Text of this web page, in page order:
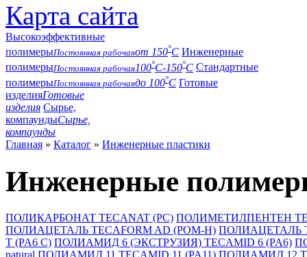
Карта сайта
Высокоэффективные
полимерыПостоянная рабочаяот 150°С Инженерные
полимерыПостоянная рабочая100°С-150°С Стандартные
полимерыПостоянная рабочаядо 100°С Готовые
изделияГотовые
изделия Сырье,
компаундыСырье,
компаунды
Главная » Каталог » Инженерные пластики
Инженерные
ПОЛИКАРБОНАТ TECANAT (PC) ПОЛИМЕТИЛПЕНТЕН
ПОЛИАЦЕТАЛЬ TECAFORM AD (POM-H) ПОЛИАЦЕТАЛЬ
T (PA6 С) ПОЛИАМИД 6 (ЭКСТРУЗИЯ) TECAMID 6 (PA6)
natural ПОЛИАМИД 11 TECAMID 11 (PA11) ПОЛИАМИД 12